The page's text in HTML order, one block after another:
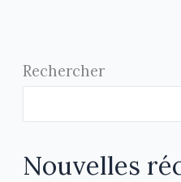
Rechercher
Nouvelles